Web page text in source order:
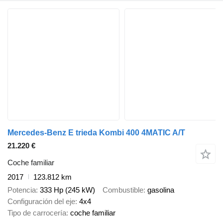
Mercedes-Benz E trieda Kombi 400 4MATIC A/T
21.220 €
Coche familiar
2017
123.812 km
Potencia 333 Hp (245 kW) Combustible gasolina
Configuración del eje 4x4
Tipo de carrocería coche familiar